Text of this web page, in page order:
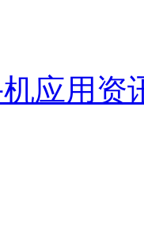
应用资